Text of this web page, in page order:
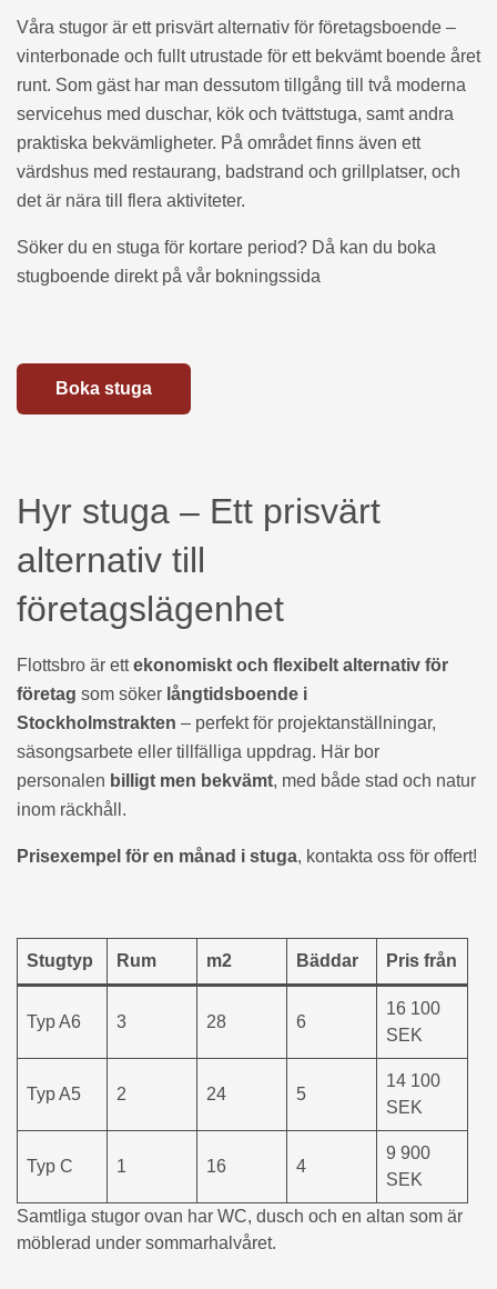
Våra stugor är ett prisvärt alternativ för företagsboende –
vinterbonade och fullt utrustade för ett bekvämt boende året
runt. Som gäst har man dessutom tillgång till två moderna
servicehus med duschar, kök och tvättstuga, samt andra
praktiska bekvämligheter. På området finns även ett
värdshus med restaurang, badstrand och grillplatser, och
det är nära till flera aktiviteter.
Söker du en stuga för kortare period? Då kan du boka
stugboende direkt på vår bokningssida
Boka stuga
Hyr stuga – Ett prisvärt
alternativ till
företagslägenhet
Flottsbro är ettekonomiskt och flexibelt alternativ för
företag som söker långtidsboende i
Stockholmstrakten – perfekt för projektanställningar,
säsongsarbete eller tillfälliga uppdrag. Här bor
personalen billigt men bekvämt, med både stad och natur
inom räckhåll.
Prisexempel för en månad i stuga, kontakta oss för offert!
Stugtyp Rum m2 Bäddar Pris från
Typ A6 3 28 6
16 100
SEK
Typ A5 2 24 5
14 100
SEK
Typ C 1 16 4
9 900
SEK
Samtliga stugor ovan har WC, dusch och en altan som är
möblerad under sommarhalvåret.